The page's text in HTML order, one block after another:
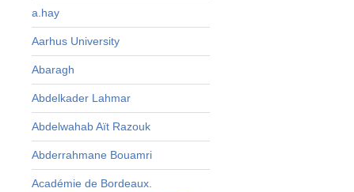
a.hay
Aarhus University
Abaragh
Abdelkader Lahmar
Abdelwahab Aït Razouk
Abderrahmane Bouamri
Académie de Bordeaux.